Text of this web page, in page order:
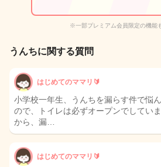
※一部プレミアム会員限定の機能
うんちに関する質問
はじめてのママリ🔰
小学校一年生、うんちを漏らす件で悩
ので、トイレは必ずオープンでしてい
から、漏…
はじめてのママリ🔰